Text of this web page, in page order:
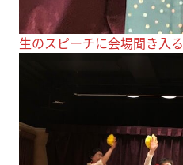
生のスピーチに会場聞き入る